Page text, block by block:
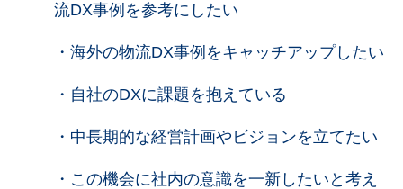
流DX事例を参考にしたい
・海外の物流DX事例をキャッチアップしたい
・自社のDXに課題を抱えている
・中長期的な経営計画やビジョンを立てたい
・この機会に社内の意識を一新したいと考え